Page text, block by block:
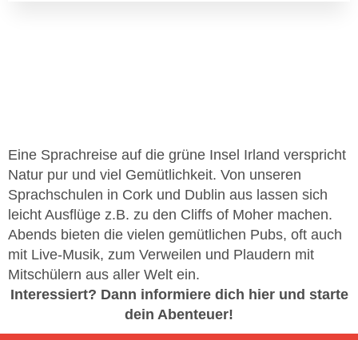
Eine Sprachreise auf die grüne Insel Irland verspricht
Natur pur und viel Gemütlichkeit. Von unseren
Sprachschulen in Cork und Dublin aus lassen sich
leicht Ausflüge z.B. zu den Cliffs of Moher machen.
Abends bieten die vielen gemütlichen Pubs, oft auch
mit Live-Musik, zum Verweilen und Plaudern mit
Mitschülern aus aller Welt ein.
Interessiert? Dann informiere dich hier und starte
dein Abenteuer!